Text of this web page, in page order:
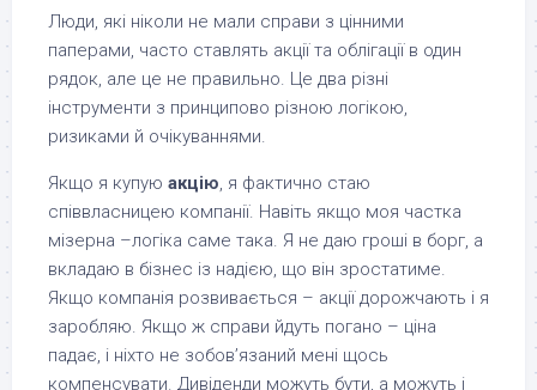
Люди, які ніколи не мали справи з цінними
паперами, часто ставлять акції та облігації в один
рядок, але це не правильно. Це два різні
інструменти з принципово різною логікою,
ризиками й очікуваннями.
Якщо я купую акцію, я фактично стаю
співвласницею компанії. Навіть якщо моя частка
мізерна –логіка саме така. Я не даю гроші в борг, а
вкладаю в бізнес із надією, що він зростатиме.
Якщо компанія розвивається – акції дорожчають і я
заробляю. Якщо ж справи йдуть погано – ціна
падає, і ніхто не зобов’язаний мені щось
компенсувати. Дивіденди можуть бути, а можуть і